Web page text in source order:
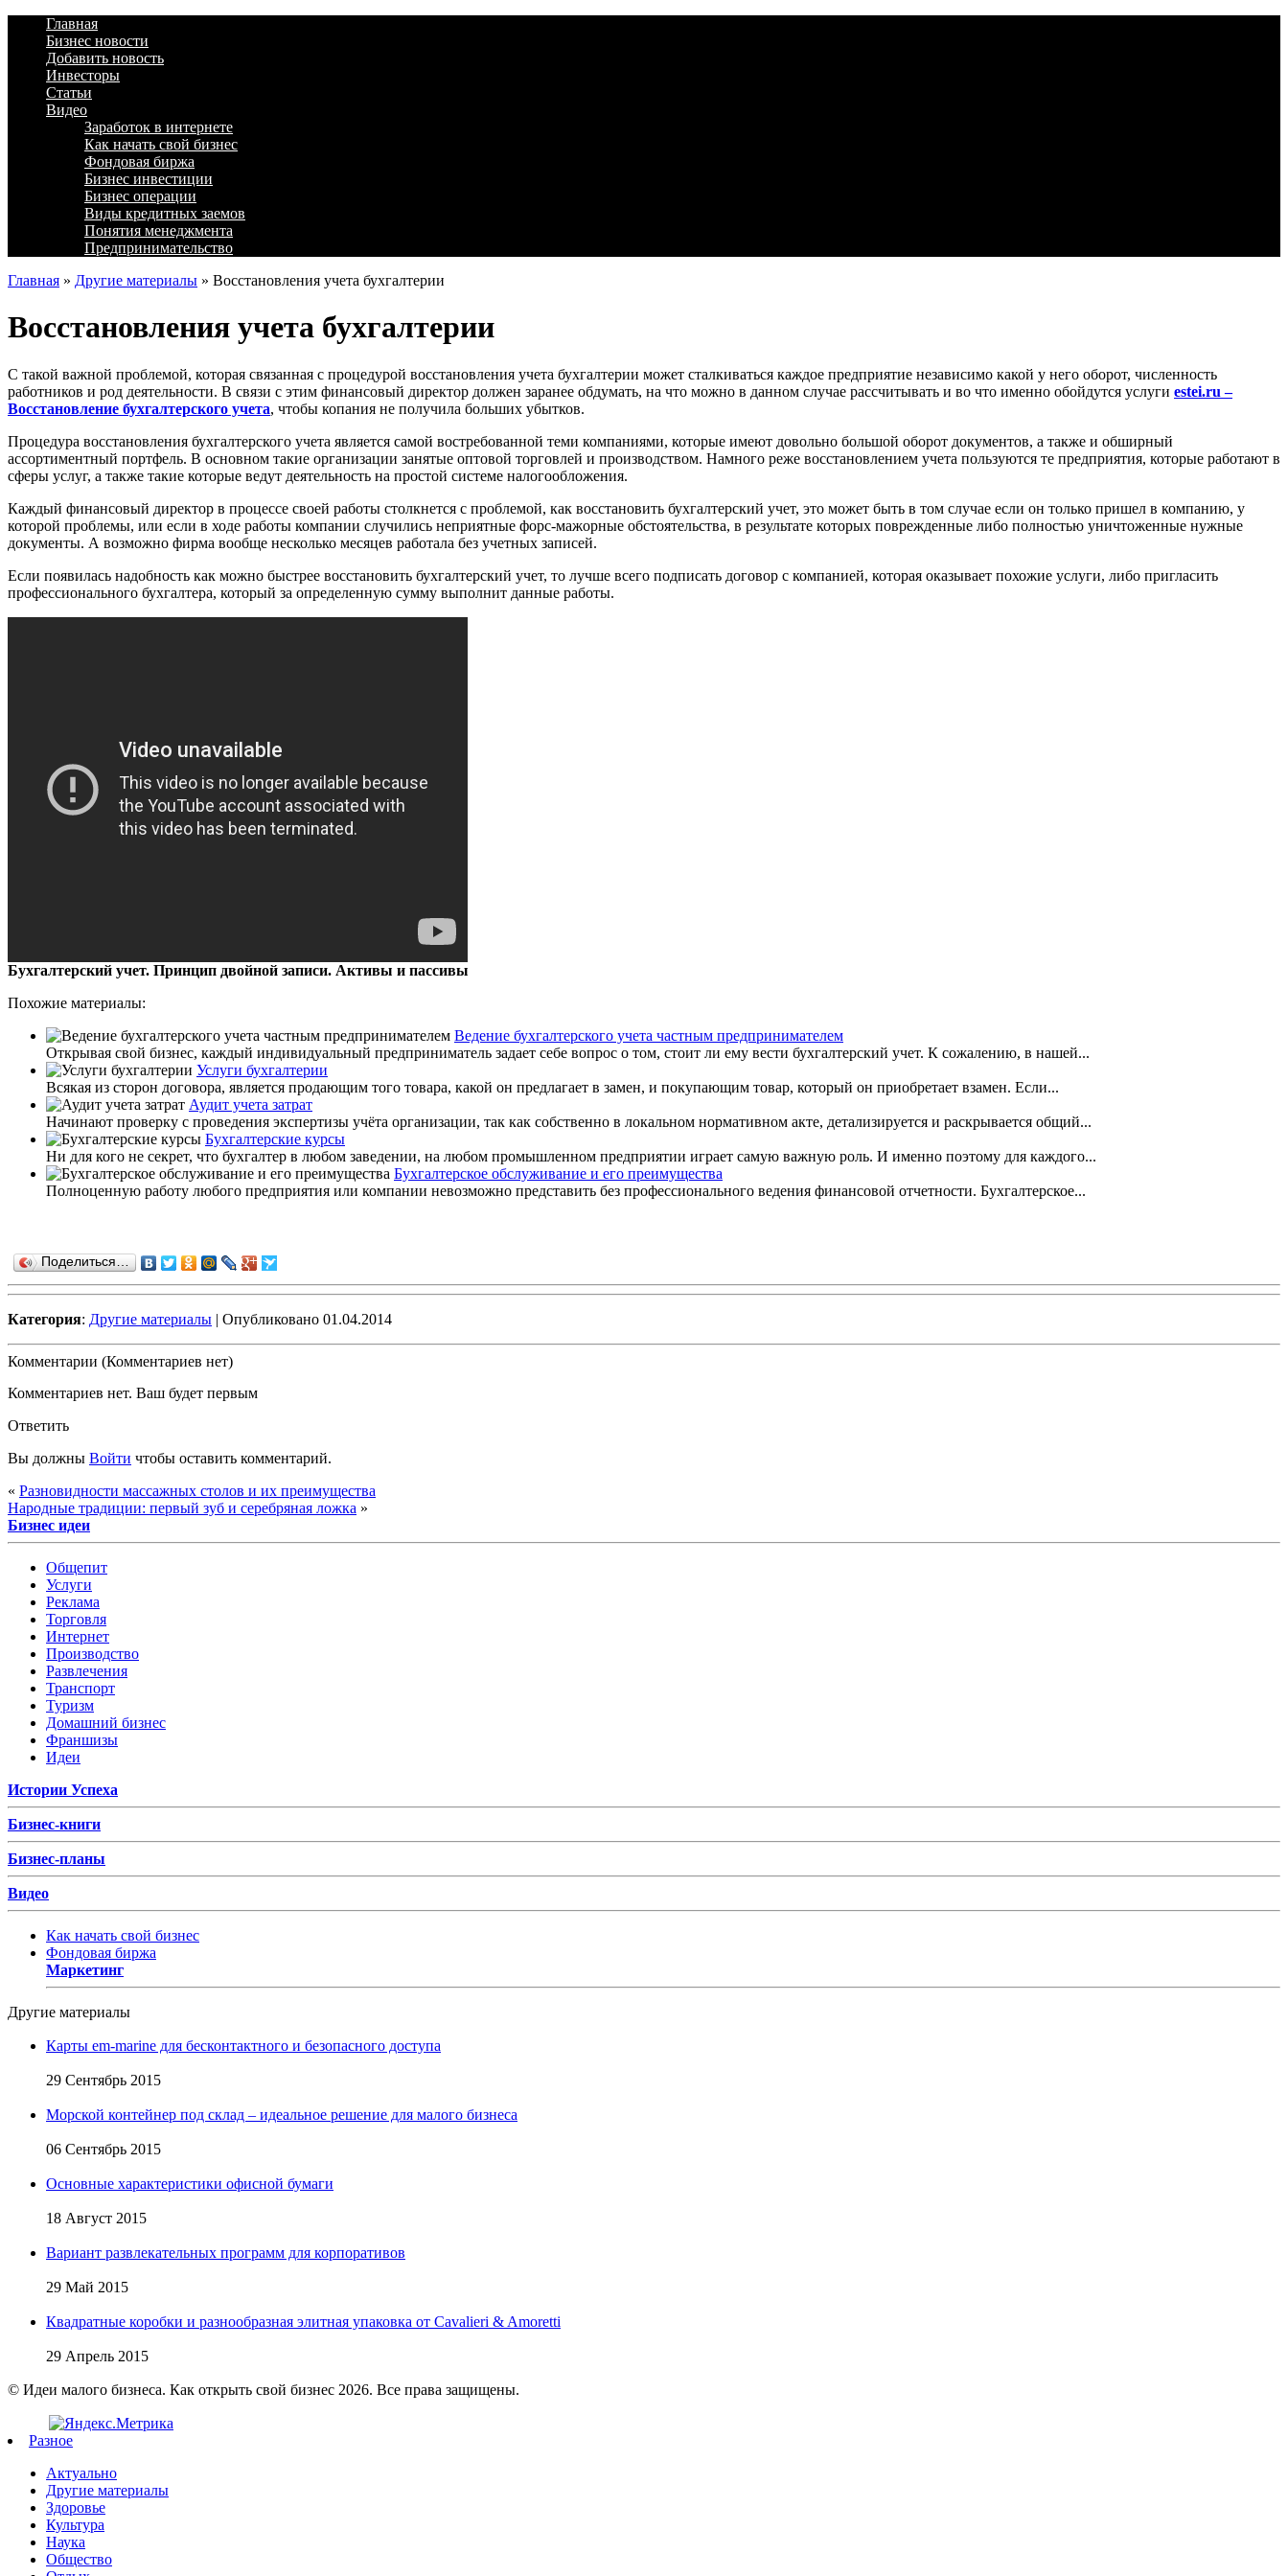
Главная
Бизнес новости
Добавить новость
Инвесторы
Статьи
Видео
Заработок в интернете
Как начать свой бизнес
Фондовая биржа
Бизнес инвестиции
Бизнес операции
Виды кредитных заемов
Понятия менеджмента
Предпринимательство
Главная » Другие материалы » Восстановления учета бухгалтерии
Восстановления учета бухгалтерии
С такой важной проблемой, которая связанная с процедурой восстановления учета бухгалтерии может сталкиваться каждое предприятие независимо какой у него оборот, численность
работников и род деятельности. В связи с этим финансовый директор должен заранее обдумать, на что можно в данном случае рассчитывать и во что именно обойдутся услуги estei.ru –
Восстановление бухгалтерского учета, чтобы копания не получила больших убытков.
Процедура восстановления бухгалтерского учета является самой востребованной теми компаниями, которые имеют довольно большой оборот документов, а также и обширный
ассортиментный портфель. В основном такие организации занятые оптовой торговлей и производством. Намного реже восстановлением учета пользуются те предприятия, которые работают в
сферы услуг, а также такие которые ведут деятельность на простой системе налогообложения.
Каждый финансовый директор в процессе своей работы столкнется с проблемой, как восстановить бухгалтерский учет, это может быть в том случае если он только пришел в компанию, у
которой проблемы, или если в ходе работы компании случились неприятные форс-мажорные обстоятельства, в результате которых поврежденные либо полностью уничтоженные нужные
документы. А возможно фирма вообще несколько месяцев работала без учетных записей.
Если появилась надобность как можно быстрее восстановить бухгалтерский учет, то лучше всего подписать договор с компанией, которая оказывает похожие услуги, либо пригласить
профессионального бухгалтера, который за определенную сумму выполнит данные работы.
Бухгалтерский учет. Принцип двойной записи. Активы и пассивы
Похожие материалы:
Ведение бухгалтерского учета частным предпринимателем
Открывая свой бизнес, каждый индивидуальный предприниматель задает себе вопрос о том, стоит ли ему вести бухгалтерский учет. К сожалению, в нашей...
Услуги бухгалтерии
Всякая из сторон договора, является продающим того товара, какой он предлагает в замен, и покупающим товар, который он приобретает взамен. Если...
Аудит учета затрат
Начинают проверку с проведения экспертизы учёта организации, так как собственно в локальном нормативном акте, детализируется и раскрывается общий...
Бухгалтерские курсы
Ни для кого не секрет, что бухгалтер в любом заведении, на любом промышленном предприятии играет самую важную роль. И именно поэтому для каждого...
Бухгалтерское обслуживание и его преимущества
Полноценную работу любого предприятия или компании невозможно представить без профессионального ведения финансовой отчетности. Бухгалтерское...
Поделиться…
Категория: Другие материалы | Опубликовано 01.04.2014
Комментарии (Комментариев нет)
Комментариев нет. Ваш будет первым
Ответить
Вы должны Войти чтобы оставить комментарий.
« Разновидности массажных столов и их преимущества
Народные традиции: первый зуб и серебряная ложка »
Бизнес идеи
Общепит
Услуги
Реклама
Торговля
Интернет
Производство
Развлечения
Транспорт
Туризм
Домашний бизнес
Франшизы
Идеи
Истории Успеха
Бизнес-книги
Бизнес-планы
Видео
Как начать свой бизнес
Фондовая биржа
Маркетинг
Другие материалы
Карты em-marine для бесконтактного и безопасного доступа
29 Сентябрь 2015
Морской контейнер под склад – идеальное решение для малого бизнеса
06 Сентябрь 2015
Основные характеристики офисной бумаги
18 Август 2015
Вариант развлекательных программ для корпоративов
29 Май 2015
Квадратные коробки и разнообразная элитная упаковка от Cavalieri & Amoretti
29 Апрель 2015
© Идеи малого бизнеса. Как открыть свой бизнес 2026. Все права защищены.
Разное
Актуально
Другие материалы
Здоровье
Культура
Наука
Общество